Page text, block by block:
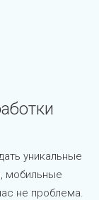
уникальные
мобильные
не проблема.